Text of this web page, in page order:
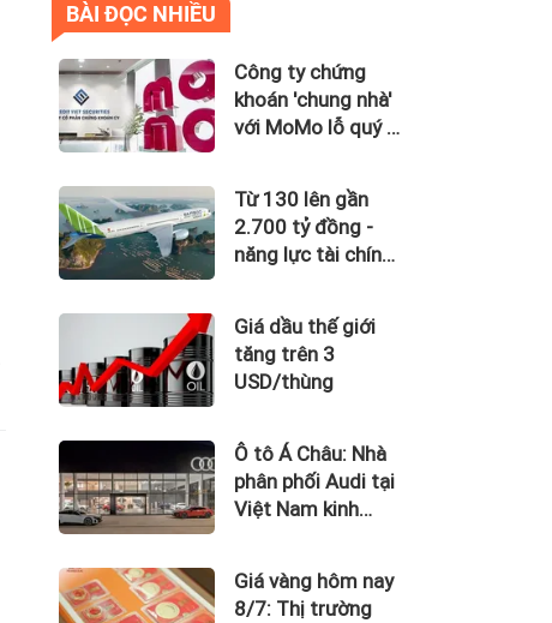
BÀI ĐỌC NHIỀU
Công ty chứng
khoán 'chung nhà'
với MoMo lỗ quý II
lũy kế gần 181 tỷ
đồng
Từ 130 lên gần
2.700 tỷ đồng -
năng lực tài chính
Airways nhìn từ
công nợ với ACV
Giá dầu thế giới
tăng trên 3
USD/thùng
Ô tô Á Châu: Nhà
phân phối Audi tại
Việt Nam kinh
Giá vàng hôm nay
8/7: Thị trường